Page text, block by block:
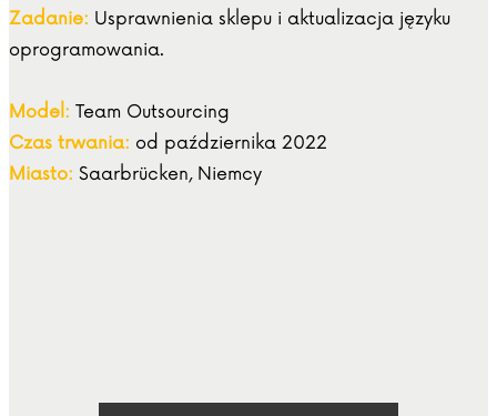
Zadanie: Usprawnienia sklepu i aktualizacja języku
oprogramowania.
Model: Team Outsourcing
Czas trwania: od października 2022
Miasto: Saarbrücken, Niemcy